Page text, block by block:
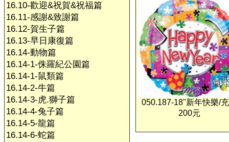
16.10-歡迎&祝賀&祝福篇
16.11-感謝&致謝篇
16.12-賀生子篇
16.13-早日康復篇
16.14-動物篇
16.14-1-侏羅紀公園篇
16.14-1-鼠類篇
16.14-2-牛篇
16.14-3-虎.獅子篇
16.14-4-兔子篇
16.14-5-龍篇
16.14-6-蛇篇
050.187-18"新年快樂/
200元